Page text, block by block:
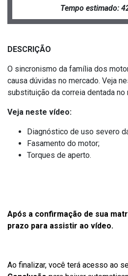
Tempo estimado:
DESCRIÇÃO
O sincronismo da família dos
causa dúvidas no mercado. Veja
substituição da correia dentada
Veja neste vídeo:
Diagnóstico de uso severo
Fasamento do motor;
Torques de aperto.
Após a confirmação de sua
prazo para assistir ao vídeo.
Ao finalizar, você terá acesso ao